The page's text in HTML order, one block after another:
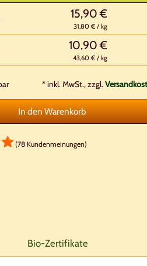
15,90 €
31,80 € / kg
10,90 €
43,60 € / kg
*inkl. MwSt., zzgl.
In den Warenkorb
(78 Kundenmeinungen)
Bio-Zertifikate